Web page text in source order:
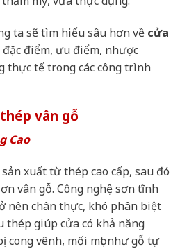
ta sẽ tìm hiểu sâu hơn về cửa
điểm, ưu điểm, nhược
thực tế trong các công trình
vân gỗ
Cao
xuất từ thép cao cấp, sau đó
vân gỗ. Công nghệ sơn tĩnh
nên chân thực, khó phân biệt
thép giúp cửa có khả năng
cong vênh, mối mọt như gỗ tự